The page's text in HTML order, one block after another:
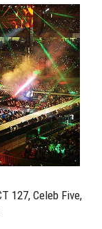
127, Celeb Five,